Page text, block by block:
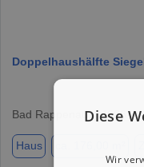
Doppelhaushälfte
Bad Rappenau, 74906
Haus
Diese
Wir